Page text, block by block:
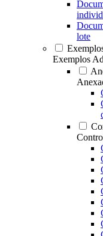
lote
Exemplos